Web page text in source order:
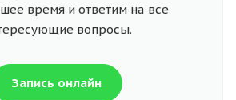
время и ответим на все
вопросы.
Запись онлайн